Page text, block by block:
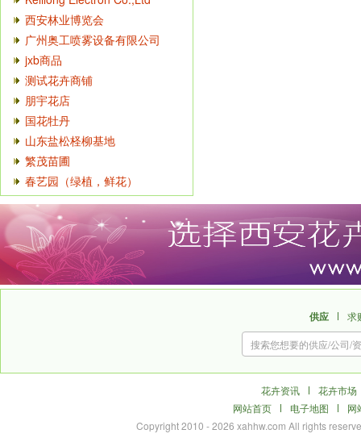
西安林业博览会
广州奥工喷雾设备有限公司
jxb商品
测试花卉商铺
朋宇花店
国花牡丹
山东盐松柽柳基地
繁茂苗圃
春艺园（绿植，鲜花）
供应 求
花卉资讯
花卉市场
网站首页
电子地图
网
Copyright 2010 - 2026 xahhw.com All rights